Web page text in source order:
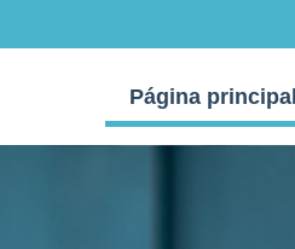
Página principal